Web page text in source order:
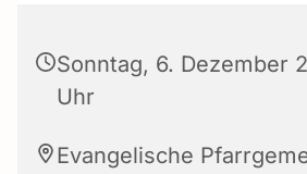
Sonntag, 6. Dezember
Uhr
Evangelische